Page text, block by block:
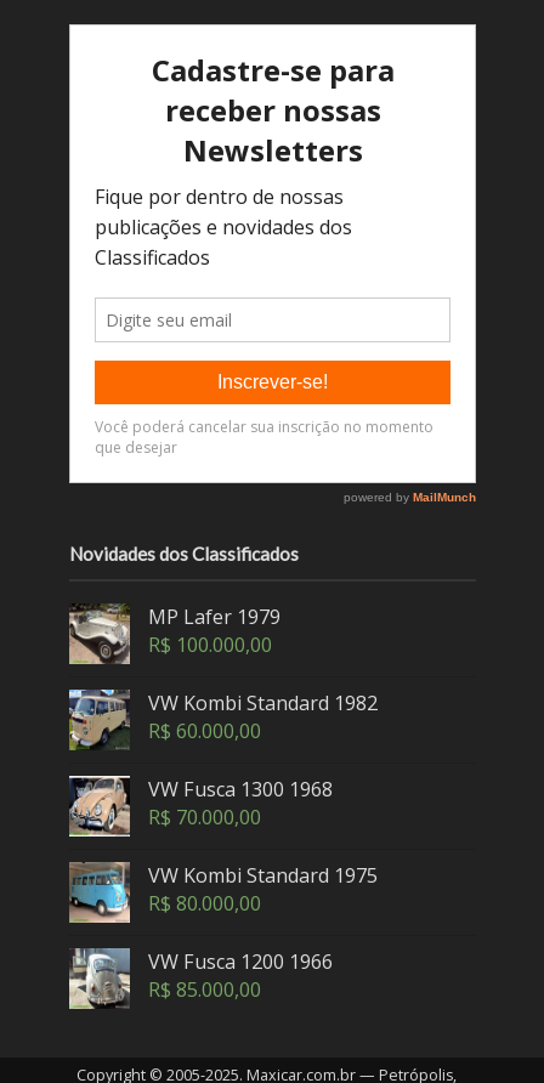
Novidades dos Classificados
MP Lafer 1979
R$ 100.000,00
VW Kombi Standard 1982
R$ 60.000,00
VW Fusca 1300 1968
R$ 70.000,00
VW Kombi Standard 1975
R$ 80.000,00
VW Fusca 1200 1966
R$ 85.000,00
Copyright © 2005-2025. Maxicar.com.br — Petrópolis,